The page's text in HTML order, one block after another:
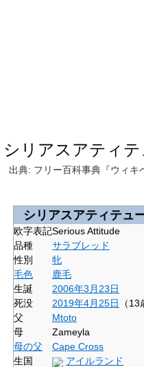
シリアスアティテ
出典: フリー百科事典『ウィ
シリアスアティテュ
欧字表記Serious Attitude
品種
サラブレッド
性別
牝
毛色
鹿毛
生誕
2006年3月23日
死没
2019年4月25日
（13
父
Mtoto
母
Zameyla
母の父
Cape Cross
生国
アイルランド